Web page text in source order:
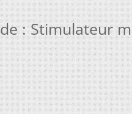
: Stimulateur